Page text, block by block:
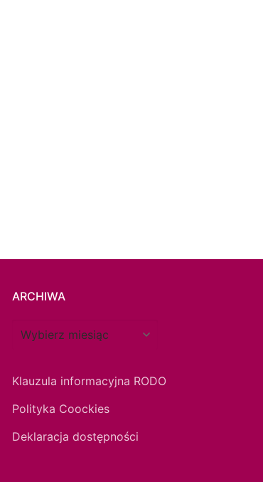
ARCHIWA
Klauzula informacyjna RODO
Polityka Coockies
Deklaracja dostępności